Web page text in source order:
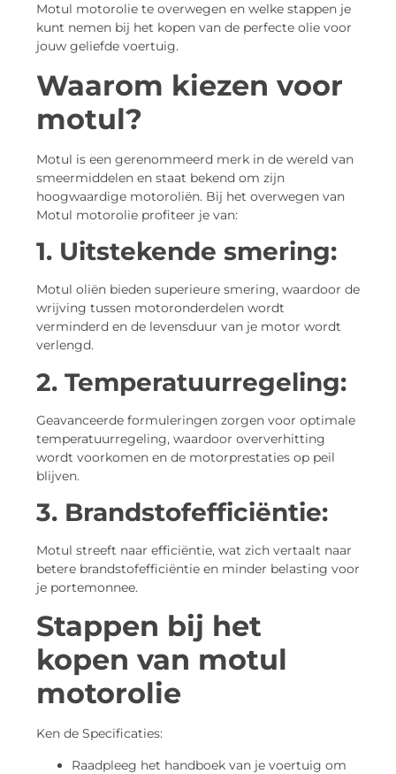
Motul motorolie te overwegen en welke stappen je
kunt nemen bij het kopen van de perfecte olie voor
jouw geliefde voertuig.
Waarom kiezen voor
motul?
Motul is een gerenommeerd merk in de wereld van
smeermiddelen en staat bekend om zijn
hoogwaardige motoroliën. Bij het overwegen van
Motul motorolie profiteer je van:
1. Uitstekende smering:
Motul oliën bieden superieure smering, waardoor de
wrijving tussen motoronderdelen wordt
verminderd en de levensduur van je motor wordt
verlengd.
2. Temperatuurregeling:
Geavanceerde formuleringen zorgen voor optimale
temperatuurregeling, waardoor oververhitting
wordt voorkomen en de motorprestaties op peil
blijven.
3. Brandstofefficiëntie:
Motul streeft naar efficiëntie, wat zich vertaalt naar
betere brandstofefficiëntie en minder belasting voor
je portemonnee.
Stappen bij het
kopen van motul
motorolie
Ken de Specificaties:
Raadpleeg het handboek van je voertuig om